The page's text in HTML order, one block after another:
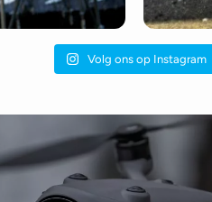
Volg ons op Instagram